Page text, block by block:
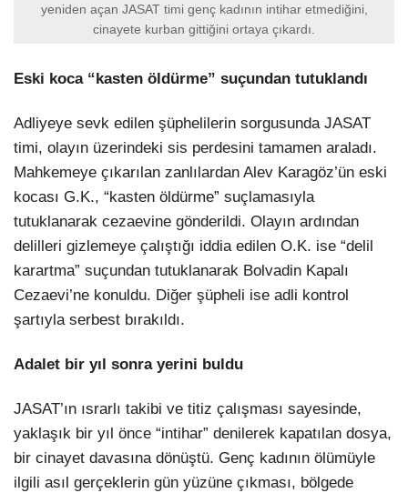
yeniden açan JASAT timi genç kadının intihar etmediğini,
cinayete kurban gittiğini ortaya çıkardı.
Eski koca “kasten öldürme” suçundan tutuklandı
Adliyeye sevk edilen şüphelilerin sorgusunda JASAT
timi, olayın üzerindeki sis perdesini tamamen araladı.
Mahkemeye çıkarılan zanlılardan Alev Karagöz’ün eski
kocası G.K., “kasten öldürme” suçlamasıyla
tutuklanarak cezaevine gönderildi. Olayın ardından
delilleri gizlemeye çalıştığı iddia edilen O.K. ise “delil
karartma” suçundan tutuklanarak Bolvadin Kapalı
Cezaevi’ne konuldu. Diğer şüpheli ise adli kontrol
şartıyla serbest bırakıldı.
Adalet bir yıl sonra yerini buldu
JASAT’ın ısrarlı takibi ve titiz çalışması sayesinde,
yaklaşık bir yıl önce “intihar” denilerek kapatılan dosya,
bir cinayet davasına dönüştü. Genç kadının ölümüyle
ilgili asıl gerçeklerin gün yüzüne çıkması, bölgede